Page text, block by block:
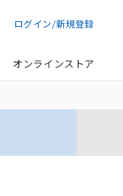
ログイン/新規登録
オンラインストア